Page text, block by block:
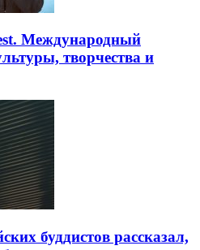
Международный
творчества и
буддистов рассказал,